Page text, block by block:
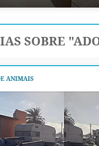
SOBRE
ANIMAIS